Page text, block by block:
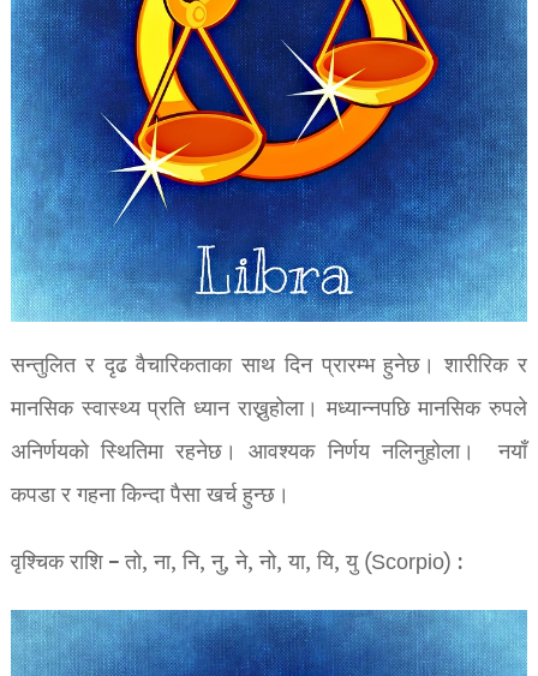
सन्तुलित र दृढ वैचारिकताका साथ दिन प्रारम्भ हुनेछ। शारीरिक र
मानसिक स्वास्थ्य प्रति ध्यान राख्नुहोला। मध्यान्नपछि मानसिक रुपले
अनिर्णयको स्थितिमा रहनेछ। आवश्यक निर्णय नलिनुहोला। नयाँ
कपडा र गहना किन्दा पैसा खर्च हुन्छ।
वृश्चिक राशि – तो, ना, नि, नु, ने, नो, या, यि, यु (Scorpio) :